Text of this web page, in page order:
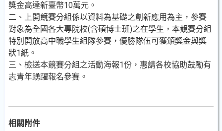
獎金高達新臺幣10萬元。
二、上開競賽分組係以資料為基礎之創新應用為主，參賽
對象為全國各大專院校(含碩博士班)之在學生，本競賽分組
特別開放高中職學生組隊參賽，優勝隊伍可獲頒獎金與獎
狀1紙。
三、檢送本競賽分組之活動海報1份，惠請各校協助鼓勵有
志青年踴躍報名參賽。
相關附件